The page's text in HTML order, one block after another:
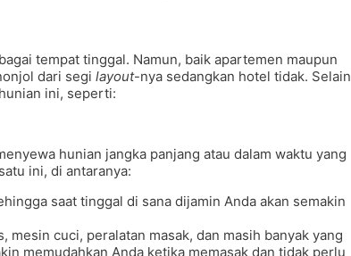
tempat tinggal. Namun, baik apartemen maupun
dari segi layout-nya sedangkan hotel tidak. Selain
ini, seperti:
hunian jangka panjang atau dalam waktu yang
ini, di antaranya:
saat tinggal di sana dijamin Anda akan semakin
cuci, peralatan masak, dan masih banyak yang
memudahkan Anda ketika memasak dan tidak perlu